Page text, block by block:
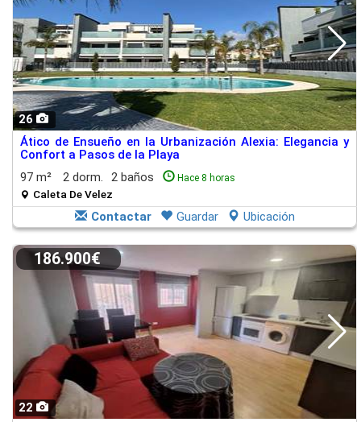
26
Ático de Ensueño en la Urbanización Alexia: Elegancia y
Confort a Pasos de la Playa
97 m²
2 dorm. 2 baños Hace 8 horas
Caleta De Velez
Contactar Guardar Ubicación
22
186.900€